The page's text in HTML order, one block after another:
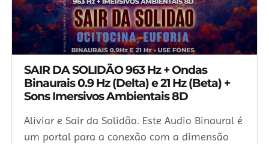
SAIR DA SOLIDÃO 963 Hz + Ondas
Binaurais 0.9 Hz (Delta) e 21 Hz (Beta) +
Sons Imersivos Ambientais 8D
Aliviar e Sair da Solidão. Este Audio Binaural é
um portal para a conexão com a dimensão